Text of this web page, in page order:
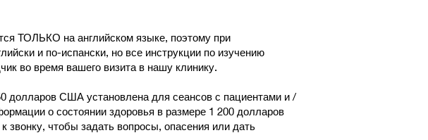
ТОЛЬКО на английском языке, поэтому при
и по-испански, но все инструкции по изучению
во время вашего визита в нашу клинику.
долларов США установлена для сеансов с пациентами и /
о состоянии здоровья в размере 1 200 долларов
звонку, чтобы задать вопросы, опасения или дать